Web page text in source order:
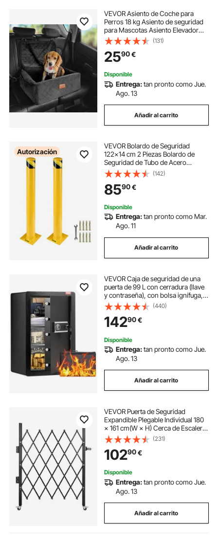
VEVOR Asiento de Coche para
Perros 18 kg Asiento de seguridad
para Mascotas Asiento Elevador
Impermeable con Correa de
Seguridad con Clip Acolchado de
Algodón PP Silla para Coche para
Mascotas, Negro
(131)
2590€
Disponible
Entrega:tan pronto como Jue.
Ago. 13
Añadir al carrito
Autorización
VEVOR Bolardo de Seguridad
122x14 cm 2 Piezas Bolardo de
Seguridad de Tubo de Acero
Recubrimiento de Polvo Amarillo
Barrera de Seguridad con 8 Pernos
de Anclaje para Aparcamiento,
Peatones, Escuelas
(142)
8590€
Disponible
Entrega:tan pronto como Mar.
Ago. 11
Añadir al carrito
VEVOR Caja de seguridad de una
puerta de 99 L con cerradura (llave
y contraseña), con bolsa ignífuga,
porta llaves, luz LED y 2 estantes,
para dinero, documentos, joyas y
objetos de valor, color negro
(440)
14290€
Disponible
Entrega:tan pronto como Jue.
Ago. 13
Añadir al carrito
VEVOR Puerta de Seguridad
Expandible Plegable Individual 180
× 161 cm(W × H) Cerca de Escalera
de Acero Balanceo de 360° Puerta
de Tijera o Puerta con Candado
para Hogar, Sótano, Garaje, Negro
(231)
10290€
Disponible
Entrega:tan pronto como Jue.
Ago. 13
Añadir al carrito